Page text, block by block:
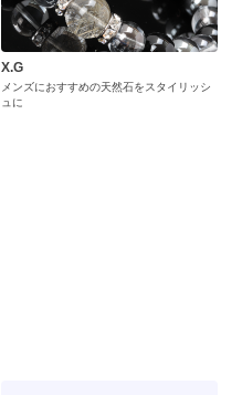
X.G
メンズにおすすめの天然石をスタイリッシ
ュに